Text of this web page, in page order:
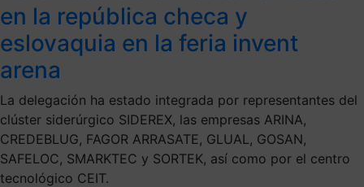
en la república checa y
eslovaquia en la feria invent
arena
La delegación ha estado integrada por representantes del
clúster siderúrgico SIDEREX, las empresas ARINA,
CREDEBLUG, FAGOR ARRASATE, GLUAL, GOSAN,
SAFELOC, SMARKTEC y SORTEK, así como por el centro
tecnológico CEIT.